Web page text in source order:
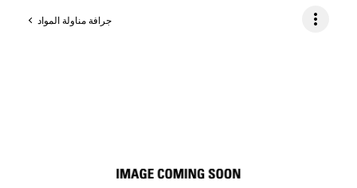
جرافة مناولة المواد more_vert